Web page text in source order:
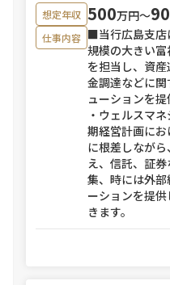
想定年収 500万円〜
仕事内容 ■当行広島支店
規模の大きい富
を担当し、資
金調達などに
ューションを提
・ウェルスマ
期経営計画に
に根差しなが
え、信託、証
集、時には外
ーションを提
きます。